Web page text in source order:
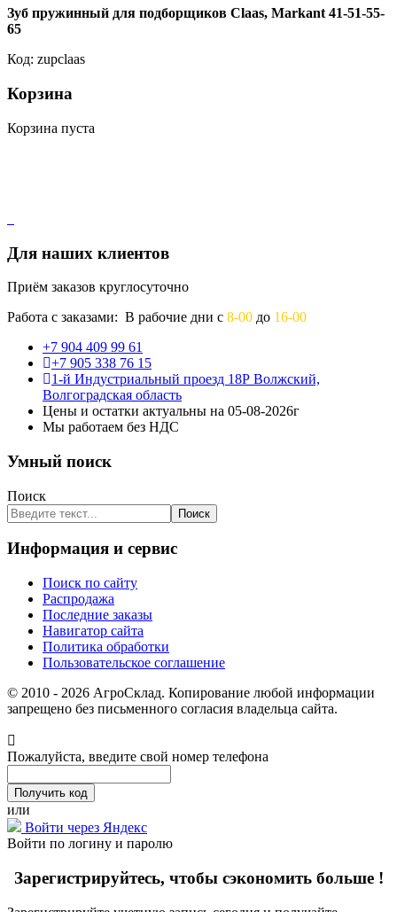
Зуб пружинный для подборщиков Claas, Markant 41-51-55-
65
Код: zupclaas
Корзина
Корзина пуста
Для наших клиентов
Приём заказов круглосуточно
Работа с заказами: В рабочие дни с 8-00 до 16-00
+7 904 409 99 61
+7 905 338 76 15
1-й Индустриальный проезд 18Р Волжский,
Волгоградская область
Цены и остатки актуальны на 05-08-2026г
Мы работаем без НДС
Умный поиск
Поиск
Поиск
Информация и сервис
Поиск по сайту
Распродажа
Последние заказы
Навигатор сайта
Политика обработки
Пользовательское соглашение
© 2010 - 2026 АгроСклад. Копирование любой информации
запрещено без письменного согласия владельца сайта.
Пожалуйста, введите свой номер телефона
или
Войти через Яндекс
Войти по логину и паролю
Зарегистрируйтесь, чтобы сэкономить больше !